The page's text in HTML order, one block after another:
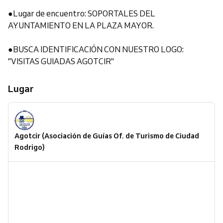
●Lugar de encuentro: SOPORTALES DEL
AYUNTAMIENTO EN LA PLAZA MAYOR.
●BUSCA IDENTIFICACIÓN CON NUESTRO LOGO:
"VISITAS GUIADAS AGOTCIR"
Lugar
Agotcir (Asociación de Guías Of. de Turismo de Ciudad
Rodrigo)